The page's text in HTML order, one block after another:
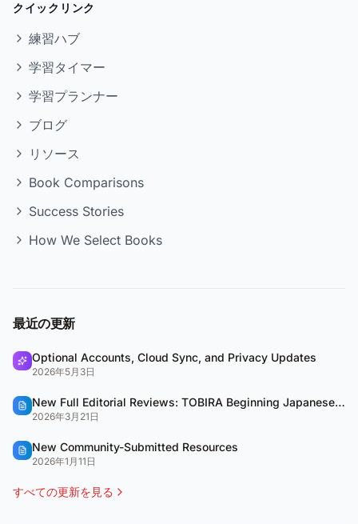
クイックリンク
練習ハブ
学習タイマー
学習プランナー
ブログ
リソース
Book Comparisons
Success Stories
How We Select Books
最近の更新
Optional Accounts, Cloud Sync, and Privacy Updates
2026年5月3日
New Full Editorial Reviews: TOBIRA Beginning Japanese & QUARTET
2026年3月21日
New Community-Submitted Resources
2026年1月11日
すべての更新を見る